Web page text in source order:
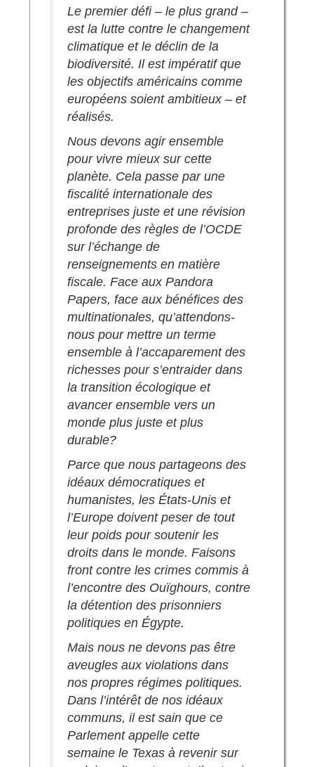
Le premier défi – le plus grand –
est la lutte contre le changement
climatique et le déclin de la
biodiversité. Il est impératif que
les objectifs américains comme
européens soient ambitieux – et
réalisés.
Nous devons agir ensemble
pour vivre mieux sur cette
planète. Cela passe par une
fiscalité internationale des
entreprises juste et une révision
profonde des règles de l’OCDE
sur l’échange de
renseignements en matière
fiscale. Face aux Pandora
Papers, face aux bénéfices des
multinationales, qu’attendons-
nous pour mettre un terme
ensemble à l’accaparement des
richesses pour s’entraider dans
la transition écologique et
avancer ensemble vers un
monde plus juste et plus
durable?
Parce que nous partageons des
idéaux démocratiques et
humanistes, les États-Unis et
l’Europe doivent peser de tout
leur poids pour soutenir les
droits dans le monde. Faisons
front contre les crimes commis à
l’encontre des Ouïghours, contre
la détention des prisonniers
politiques en Égypte.
Mais nous ne devons pas être
aveugles aux violations dans
nos propres régimes politiques.
Dans l’intérêt de nos idéaux
communs, il est sain que ce
Parlement appelle cette
semaine le Texas à revenir sur